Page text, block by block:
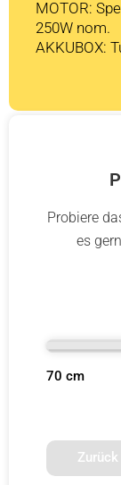
MOTOR:
250W nom.
AKKUBOX:
Probiere
es
70 cm
Zurück